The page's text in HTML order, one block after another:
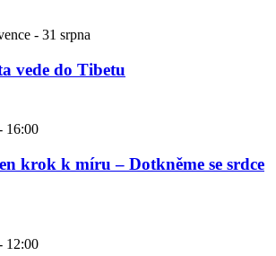
- 31 srpna
vede do Tibetu
16:00
krok k míru – Dotkněme se srdce
12:00